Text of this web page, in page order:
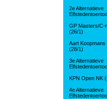
2e Alternatieve
GP Masters/C-
(26/1)
Aart Koopmans
(28/1)
3e Alternatieve
KPN Open NK
4e Alternatieve